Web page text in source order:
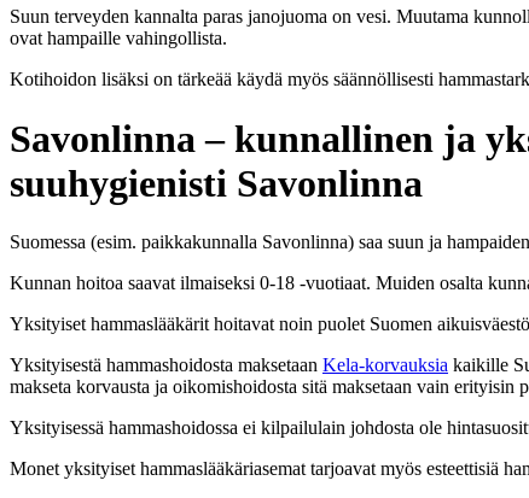
Suun terveyden kannalta paras janojuoma on vesi. Muutama
ovat hampaille vahingollista.
Kotihoidon lisäksi on tärkeää käydä myös säännöllisesti
Savonlinna – kunnallinen ja
suuhygienisti Savonlinna
Suomessa (esim. paikkakunnalla Savonlinna) saa suun ja
Kunnan hoitoa saavat ilmaiseksi 0-18 -vuotiaat. Muiden osalta
Yksityiset hammaslääkärit hoitavat noin puolet Suomen
Yksityisestä hammashoidosta maksetaan Kela-korvauksia kaikille
makseta korvausta ja oikomishoidosta sitä maksetaan vain erityisin
Yksityisessä hammashoidossa ei kilpailulain johdosta ole
Monet yksityiset hammaslääkäriasemat tarjoavat myös esteettisiä